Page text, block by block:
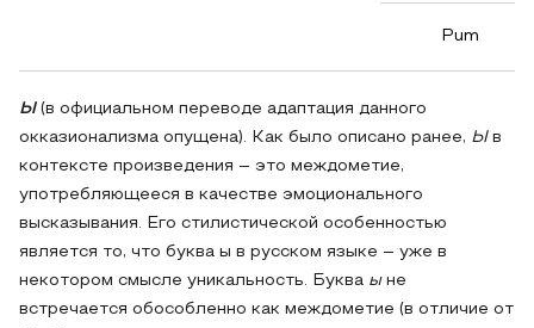
Pum
Ы (в официальном переводе адаптация данного
окказионализма опущена). Как было описано ранее, Ыв
контексте произведения – это междометие,
употребляющееся в качестве эмоционального
высказывания. Его стилистической особенностью
является то, что буква ы в русском языке – уже в
некотором смысле уникальность. Буква ыне
встречается обособленно как междометие (в отличие от